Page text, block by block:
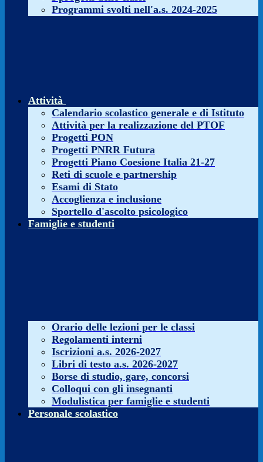
Programmi svolti nell'a.s. 2024-2025
Attività
Calendario scolastico generale e di Istituto
Attività per la realizzazione del PTOF
Progetti PON
Progetti PNRR Futura
Progetti Piano Coesione Italia 21-27
Reti di scuole e partnership
Esami di Stato
Accoglienza e inclusione
Sportello d'ascolto psicologico
Famiglie e studenti
Orario delle lezioni per le classi
Regolamenti interni
Iscrizioni a.s. 2026-2027
Libri di testo a.s. 2026-2027
Borse di studio, gare, concorsi
Colloqui con gli insegnanti
Modulistica per famiglie e studenti
Personale scolastico